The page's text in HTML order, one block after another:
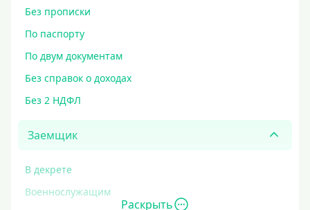
Без прописки
По паспорту
По двум документам
Без справок о доходах
Без 2 НДФЛ
Заемщик
В декрете
Военнослужащим
Раскрыть